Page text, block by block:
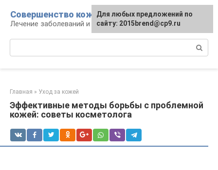
контенту
Совершенство кожи
Лечение заболеваний и уход за кожей
Главная » Уход за кожей
Эффективные методы борьбы с проблемной
кожей: советы косметолога
Для любых предложений по
сайту: 2015brend@cp9.ru